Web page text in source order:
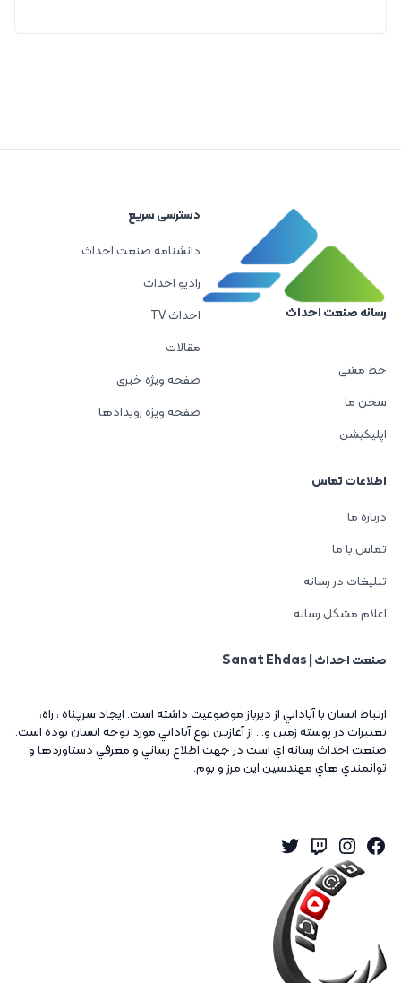
رسانه صنعت احداث
خط مشی
سخن ما
اپلیکیشن
دسترسی سریع
دانشنامه صنعت احداث
رادیو احداث
احداث TV
مقالات
صفحه ویژه خبری
صفحه ویژه رویدادها
اطلاعات تماس
درباره ما
تماس با ما
تبلیغات در رسانه
اعلام مشکل رسانه
صنعت احداث | Sanat Ehdas
ارتباط انسان با آباداني از ديرباز موضوعيت داشته است. ايجاد سرپناه ، راه،
تغييرات در پوسته زمين و... از آغازين نوع آباداني مورد توجه انسان بوده است.
صنعت احداث رسانه اي است در جهت اطلاع رساني و معرفي دستاوردها و
توانمندي هاي مهندسين اين مرز و بوم.
Facebook
Instagram
Twitch
Twitter